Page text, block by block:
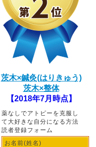
茨木×鍼灸(はりきゅう)
茨木×整体
【2018年7月時点】
薬なしでアトピーを克服し
て大好きな自分になる方法
読者登録フォーム
お名前(姓名)